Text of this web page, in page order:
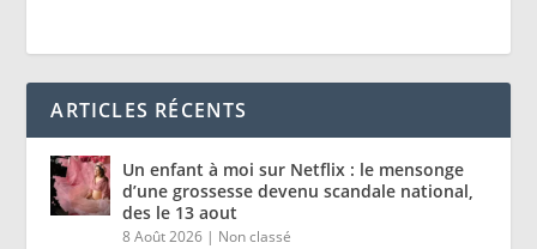
ARTICLES RÉCENTS
Un enfant à moi sur Netflix : le mensonge
d’une grossesse devenu scandale national,
des le 13 aout
8 Août 2026 | Non classé